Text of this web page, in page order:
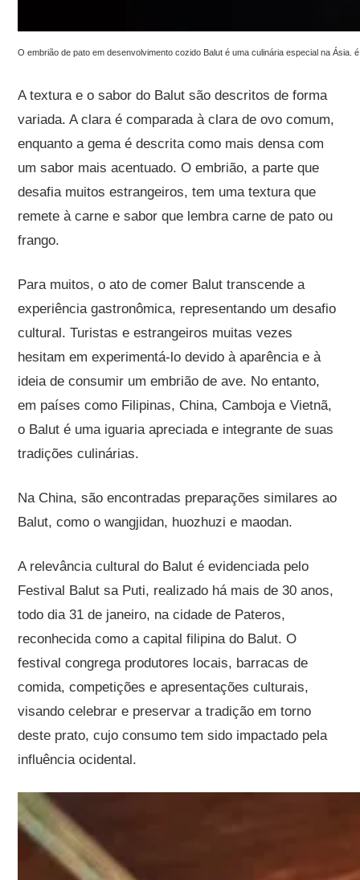
O embrião de pato em desenvolvimento cozido Balut é uma culinária especial na
A textura e o sabor do Balut são descritos de forma
variada. A clara é comparada à clara de ovo comum,
enquanto a gema é descrita como mais densa com
um sabor mais acentuado. O embrião, a parte que
desafia muitos estrangeiros, tem uma textura que
remete à carne e sabor que lembra carne de pato ou
frango.
Para muitos, o ato de comer Balut transcende a
experiência gastronômica, representando um desafio
cultural. Turistas e estrangeiros muitas vezes
hesitam em experimentá-lo devido à aparência e à
ideia de consumir um embrião de ave. No entanto,
em países como Filipinas, China, Camboja e Vietnã,
o Balut é uma iguaria apreciada e integrante de suas
tradições culinárias.
Na China, são encontradas preparações similares ao
Balut, como o wangjidan, huozhuzi e maodan.
A relevância cultural do Balut é evidenciada pelo
Festival Balut sa Puti, realizado há mais de 30 anos,
todo dia 31 de janeiro, na cidade de Pateros,
reconhecida como a capital filipina do Balut. O
festival congrega produtores locais, barracas de
comida, competições e apresentações culturais,
visando celebrar e preservar a tradição em torno
deste prato, cujo consumo tem sido impactado pela
influência ocidental.